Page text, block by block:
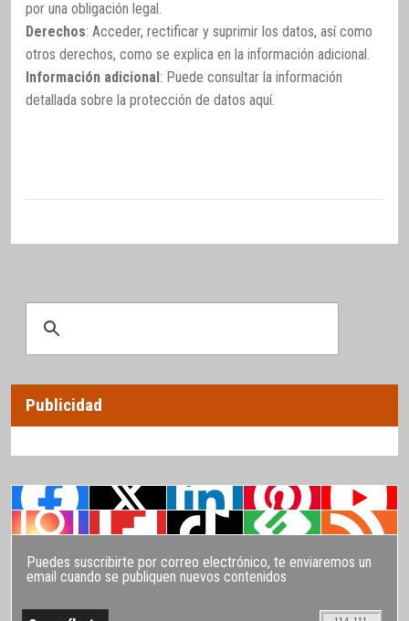
por una obligación legal.
Derechos: Acceder, rectificar y suprimir los datos, así como
otros derechos, como se explica en la información adicional.
Información adicional: Puede consultar la información
detallada sobre la protección de datos aquí.
Publicidad
Puedes suscribirte por correo electrónico, te enviaremos un
email cuando se publiquen nuevos contenidos